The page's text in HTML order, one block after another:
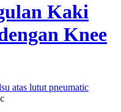
Kaki
Knee